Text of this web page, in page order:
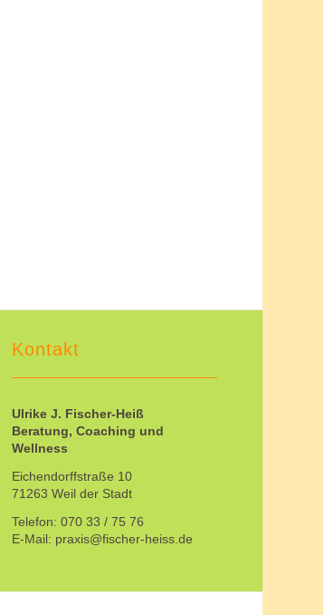
Kontakt
Ulrike J. Fischer-Heiß
Beratung, Coaching und
Wellness
Eichendorffstraße 10
71263 Weil der Stadt
Telefon: 070 33 / 75 76
E-Mail: praxis@fischer-heiss.de